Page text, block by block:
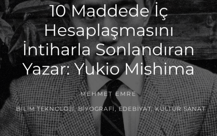
10 Maddede İç
Hesaplaşmasını
İntiharla Sonlandıran
Yazar: Yukio Mishima
MEHMET EMRE
BILIM TEKNOLOJI,BIYOGRAFI ,EDEBIYAT,KÜLTÜR SANAT